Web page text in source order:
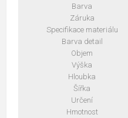
Barva
Záruka
Specifikace materiálu
Barva detail
Objem
Výška
Hloubka
Šířka
Určení
Hmotnost